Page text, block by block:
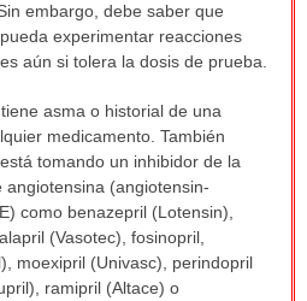
embargo, debe saber que
experimentar reacciones
aún si tolera la dosis de prueba.
asma o historial de una
medicamento. También
tomando un inhibidor de la
(angiotensin-
como benazepril (Lotensin),
(Vasotec), fosinopril,
moexipril (Univasc), perindopril
ramipril (Altace) o